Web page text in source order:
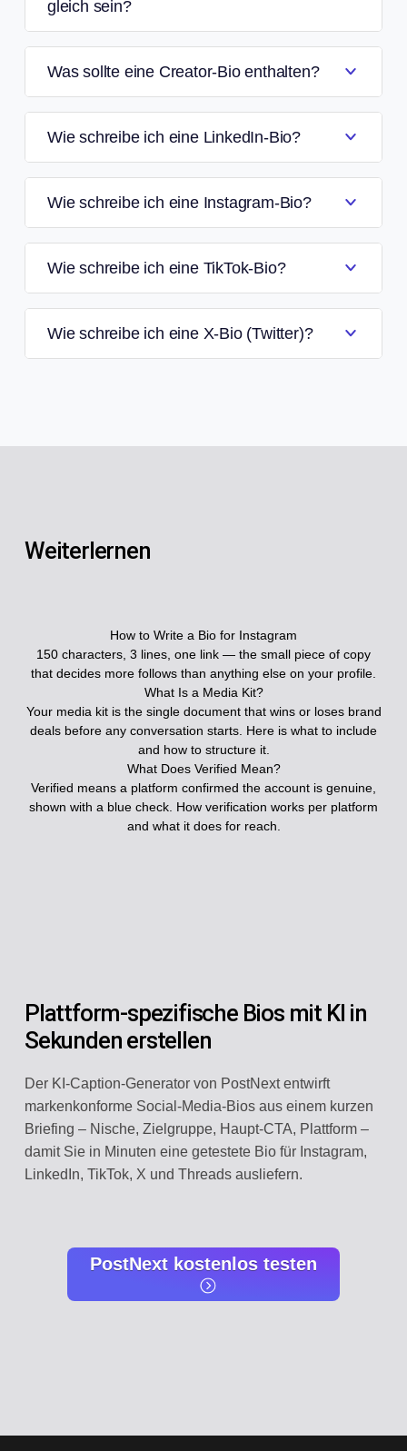
gleich sein?
Was sollte eine Creator-Bio enthalten?
Wie schreibe ich eine LinkedIn-Bio?
Wie schreibe ich eine Instagram-Bio?
Wie schreibe ich eine TikTok-Bio?
Wie schreibe ich eine X-Bio (Twitter)?
Weiterlernen
How to Write a Bio for Instagram
150 characters, 3 lines, one link — the small piece of copy
that decides more follows than anything else on your profile.
What Is a Media Kit?
Your media kit is the single document that wins or loses brand
deals before any conversation starts. Here is what to include
and how to structure it.
What Does Verified Mean?
Verified means a platform confirmed the account is genuine,
shown with a blue check. How verification works per platform
and what it does for reach.
Plattform-spezifische Bios mit KI in
Sekunden erstellen
Der KI-Caption-Generator von PostNext entwirft
markenkonforme Social-Media-Bios aus einem kurzen
Briefing – Nische, Zielgruppe, Haupt-CTA, Plattform –
damit Sie in Minuten eine getestete Bio für Instagram,
LinkedIn, TikTok, X und Threads ausliefern.
PostNext kostenlos testen